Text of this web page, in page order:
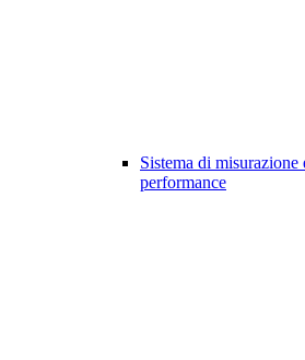
Sistema di misurazione
performance